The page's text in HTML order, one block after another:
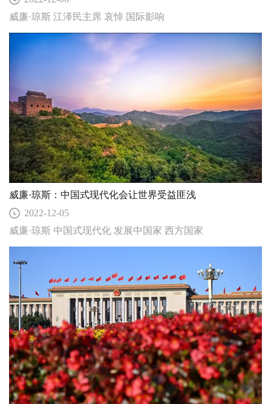
威廉·琼斯 江泽民主席 哀悼 国际影响
威廉·琼斯：中国式现代化会让世界受益匪浅
2022-12-05
威廉·琼斯 中国式现代化 发展中国家 西方国家